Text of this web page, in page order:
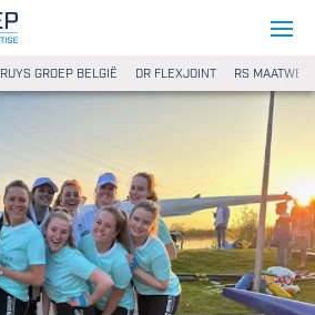
RUYS GROEP BELGIË DR FLEXJOINT RS